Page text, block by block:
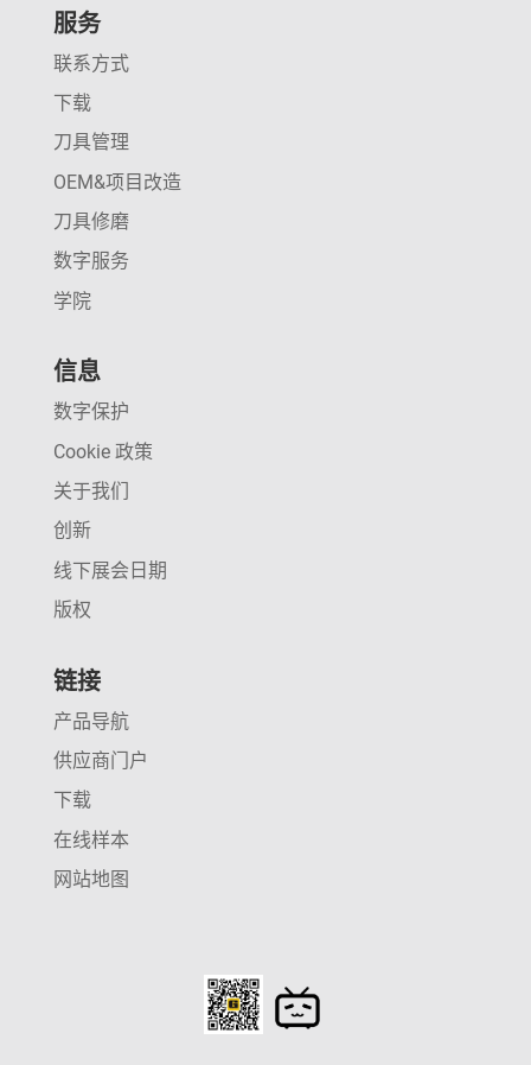
服务
联系方式
下载
刀具管理
OEM&项目改造
刀具修磨
数字服务
学院
信息
数字保护
Cookie 政策
关于我们
创新
线下展会日期
版权
链接
产品导航
供应商门户
下载
在线样本
网站地图